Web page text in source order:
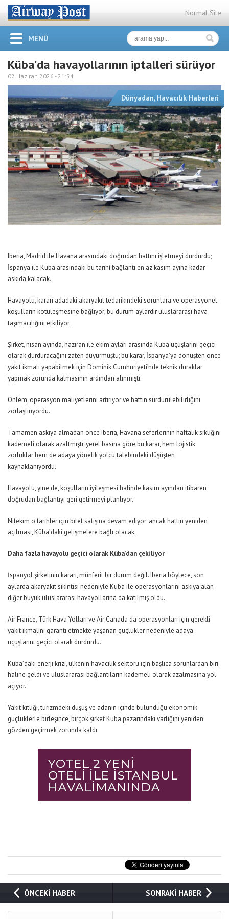
Normal Site
MENÜ
Küba’da havayollarının iptalleri sürüyor
02 Haziran 2026 -21:54
Dünyadan, Havacılık Haberleri
Iberia, Madrid ile Havana arasındaki doğrudan hattını işletmeyi durdurdu;
İspanya ile Küba arasındaki bu tarihî bağlantı en az kasım ayına kadar
askıda kalacak.
Havayolu, kararı adadaki akaryakıt tedarikindeki sorunlara ve operasyonel
koşulların kötüleşmesine bağlıyor; bu durum aylardır uluslararası hava
taşımacılığını etkiliyor.
Şirket, nisan ayında, haziran ile ekim ayları arasında Küba uçuşlarını geçici
olarak durduracağını zaten duyurmuştu; bu karar, İspanya’ya dönüşten önce
yakıt ikmali yapabilmek için Dominik Cumhuriyeti’nde teknik duraklar
yapmak zorunda kalmasının ardından alınmıştı.
Önlem, operasyon maliyetlerini artırıyor ve hattın sürdürülebilirliğini
zorlaştırıyordu.
Tamamen askıya almadan önce Iberia, Havana seferlerinin haftalık sıklığını
kademeli olarak azaltmıştı; yerel basına göre bu karar, hem lojistik
zorluklar hem de adaya yönelik yolcu talebindeki düşüşten
kaynaklanıyordu.
Havayolu, yine de, koşulların iyileşmesi halinde kasım ayından itibaren
doğrudan bağlantıyı geri getirmeyi planlıyor.
Nitekim o tarihler için bilet satışına devam ediyor; ancak hattın yeniden
açılması, Küba’daki gelişmelere bağlı olacak.
Daha fazla havayolu geçici olarak Küba’dan çekiliyor
İspanyol şirketinin kararı, münferit bir durum değil. Iberia böylece, son
aylarda akaryakıt sıkıntısı nedeniyle Küba ile operasyonlarını askıya alan
diğer büyük uluslararası havayollarına da katılmış oldu.
Air France, Türk Hava Yolları ve Air Canada da operasyonları için gerekli
yakıt ikmalini garanti etmekte yaşanan güçlükler nedeniyle adaya
uçuşlarını geçici olarak durdurdu.
Küba’daki enerji krizi, ülkenin havacılık sektörü için başlıca sorunlardan biri
haline geldi ve uluslararası bağlantıların kademeli olarak azalmasına yol
açıyor.
Yakıt kıtlığı, turizmdeki düşüş ve adanın içinde bulunduğu ekonomik
güçlüklerle birleşince, birçok şirket Küba pazarındaki varlığını yeniden
gözden geçirmek zorunda kaldı.
ÖNCEKİ HABER SONRAKİ HABER